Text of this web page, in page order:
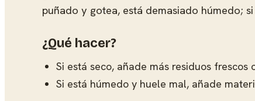
puñado y gotea, está demasiado húmedo;
¿Qué hacer?
Si está seco, añade más residuos frescos
Si está húmedo y huele mal, añade